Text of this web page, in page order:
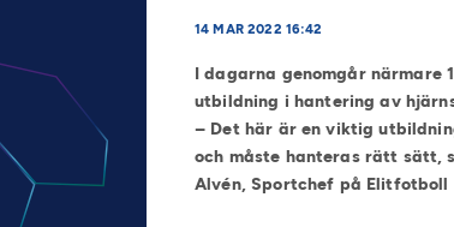
14 MAR 2022 16:42
I dagarna genomgår närmare
utbildning i hantering av
– Det här är en viktig
och måste hanteras rätt sätt,
Alvén, Sportchef på Elitfotboll